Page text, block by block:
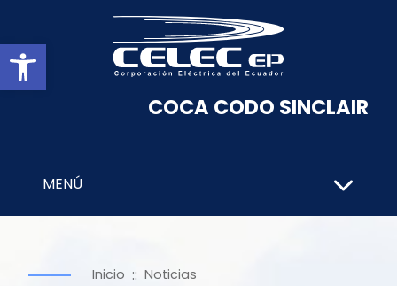
Abrir barra de herramientas
COCA CODO SINCLAIR
MENÚ
Inicio :: Noticias